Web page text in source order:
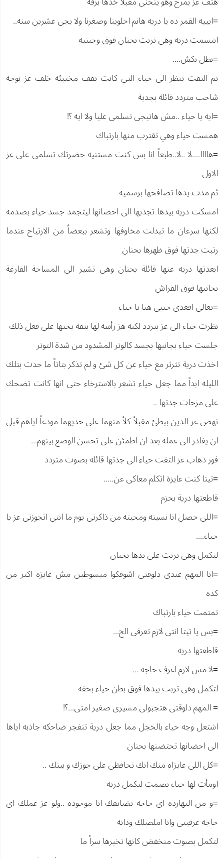
=ايييه القمر ده يا دريه هانم احلوينا وصغرنا ولا يجى عشرين سنه..
ابتسمت دريه وهى تربت بحنان فوق وجنتيه
=بطل بكش....
ثم التفت تنظر الى حياء التي كانت تقف مختبئه خلف عز بوجه
شاحب متردد قائلة بجدية
=ايه يا حياء ..مش هاتيجى تسلمى عليا ولا ايه ؟!
همست حياء وهي تقترب منها بارتباك
=هاااا....لا ..لا..طبعاً انا بس كنت مستنيه حضرتك تسلمى على عز
الاول
ثم مدت يدها تصافحها برسميه
امسكت دريه بيدها تجذبها الى احضانها ليتجمد جسد حياء بصدمه
لكنها سرعان ما تبدلت مخاوفها وتشعر ببعضاً من الارتياح عندما
رتبت جدتها فوق ظهرها بحنان
ابعدتها دريه عنها قائلة بحنان وهى تشير الى المساحة الفارغة
بجانبها فوق الفراش
=تعالى اقعدى جنبى هنا يا حياء
نظرت حياء الى عز بتردد لكنه هز رأسه لها بثقة يحثها على فعل ذلك
جلست حياء بجانبها بجسد كالوتر المشدود من شدة التوتر
اخذت درية تثرثر مع حياء عن كل شئ و لم تذكر بتاتاً ما حدث بتلك
الليله ابداً مما جعل حياء تشعر بالاسترخاء حتى انها كانت تضحك
على مزحات جدتها ..
نهض عز الدين ببطئ مقبلاً كلاً منهما على خديهما مودعاً اياهم قبل
ان يغادر الى عمله بعد ان اطمئن على تحسن الوضع بينهم...
فور ذهاب عز التفت حياء الى جدتها قائله بصوت متردد
=تيتا كنت عايزة اتكلم معاكى عن.....
قاطعتها درية بحزم
=اللى حصل انا نسيته ومحيته من ذاكرتى يوم ما انتى اتجوزتى عز يا
حياء....
لتكمل وهى تربت على يدها بحنان
=انا المهم عندى دلوقتى اشوفكوا مبسوطين مش عايزه اكتر من
كده
تمتمت حياء بارتباك
=بس يا تيتا انتى لازم تعرفى الح...
قاطعتها دريه
=لا مش لازم اعرف حاجه ...
لتكمل وهى تربت بيدها فوق بطن حياء بخفه
= المهم دلوقتى هتجبولى مسيرى صغير امتى...؟!
اشتعل وجه حياء بالخجل مما جعل درية تنفجر ضاحكه جاذبه اياها
الى احضانها تحتضنها بحنان
=كل اللى عايزاه منك انك تحافظى على جوزك و بيتك ..
اومأت لها حياء بصمت لتكمل دريه
=و من النهارده اى حاجه تضايقك انا موجوده ..ولو عز عملك اى
حاجه عرفينى وانا املصلك ودانه
لتكمل بصوت منخفض كانها تخبرها سراً ما